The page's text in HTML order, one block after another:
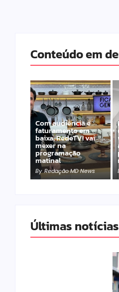
Conteúdo em
Com audiência e
faturamento em
baixa, RedeTV! vai
mexer na
programação
matinal
By Redação MD News
Últimas notícias